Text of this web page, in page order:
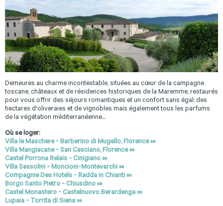
Demeures au charme incontestable, situées au cœur de la campagne
toscane, châteaux et de résidences historiques de la Maremme, restaurés
pour vous offrir des séjours romantiques et un confort sans égal: des
hectares d'oliveraies et de vignobles mais également tous les parfums
de la végétation méditerranéenne...
Où se loger:
Villa le Maschere - Barberino di Mugello, Florence »»
Villa Mangiacane - San Casciano, Florence »»
Castel Porrona Relais - Cinigiano »»
Villa Sassolini - Moncioni-Montevarchi »»
Compagnie Des Hotels - Radda in Chianti »»
Borgo Santo Pietro - Chiusdino »»
Castel Monastero - Castelnuovo Berardenga »»
Lupaia - Torrita di Siena »»